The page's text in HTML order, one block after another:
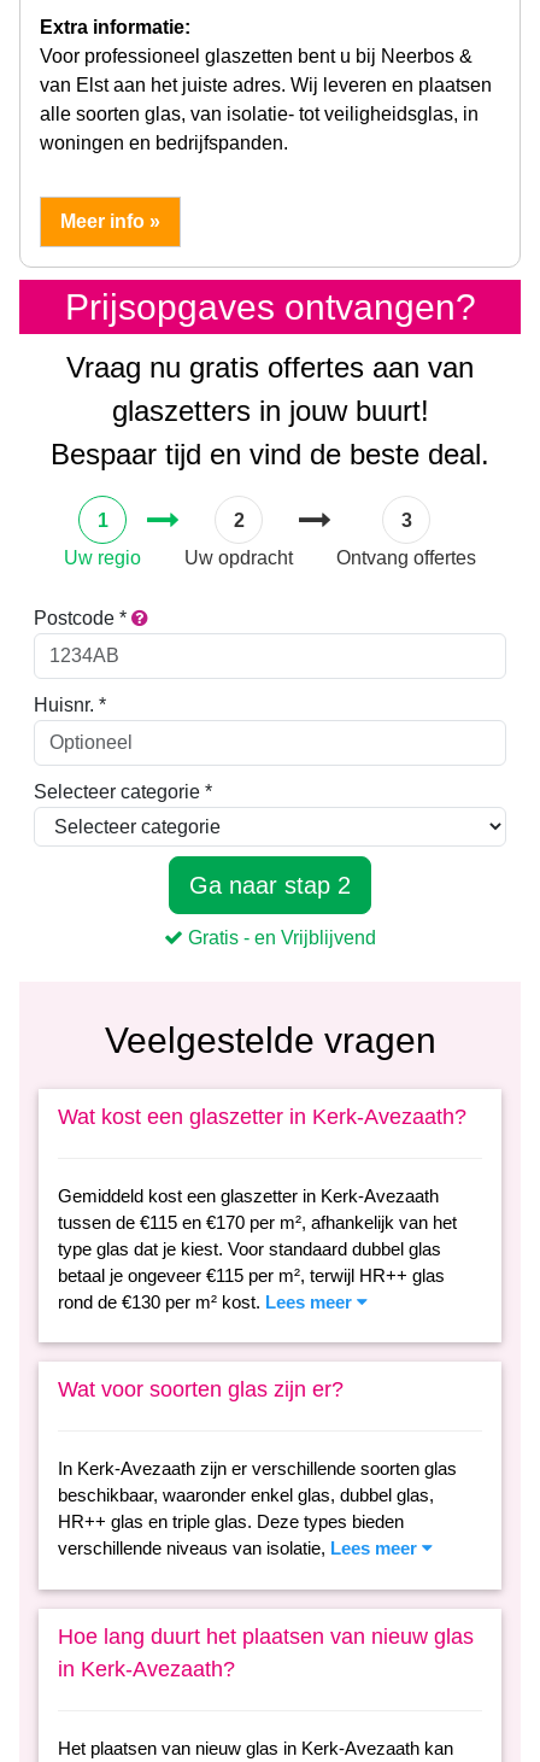
Extra informatie:
Voor professioneel glaszetten bent u bij Neerbos &
van Elst aan het juiste adres. Wij leveren en plaatsen
alle soorten glas, van isolatie- tot veiligheidsglas, in
woningen en bedrijfspanden.
Meer info »
Prijsopgaves ontvangen?
Vraag nu gratis offertes aan van
glaszetters in jouw buurt!
Bespaar tijd en vind de beste deal.
Veelgestelde vragen
Wat kost een glaszetter in Kerk-Avezaath?
Gemiddeld kost een glaszetter in Kerk-Avezaath
tussen de €115 en €170 per m², afhankelijk van het
type glas dat je kiest. Voor standaard dubbel glas
betaal je ongeveer €115 per m², terwijl HR++ glas
rond de €130 per m² kost. Lees meer
Wat voor soorten glas zijn er?
In Kerk-Avezaath zijn er verschillende soorten glas
beschikbaar, waaronder enkel glas, dubbel glas,
HR++ glas en triple glas. Deze types bieden
verschillende niveaus van isolatie, Lees meer
Hoe lang duurt het plaatsen van nieuw glas
in Kerk-Avezaath?
Het plaatsen van nieuw glas in Kerk-Avezaath kan